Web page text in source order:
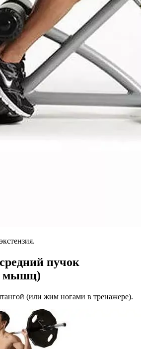
пучок
мышц)
(или жим ногами в тренажере).